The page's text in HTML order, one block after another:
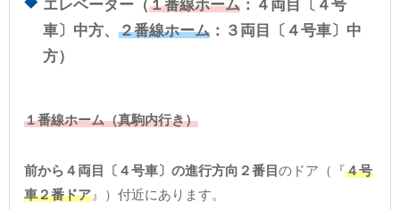
エレベーター（１番線ホーム ：４両目〔４号
車〕中方、２番線ホーム ：３両目〔４号車〕中
方）
１番線ホーム（真駒内行き）
前から４両目〔４号車〕の進行方向２番目 のドア（『４号
車２番ドア 』）付近にあります。